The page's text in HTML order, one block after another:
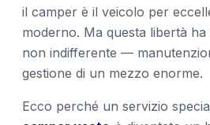
il camper è il veicolo per
moderno. Ma questa libertà
non indifferente —
gestione di un mezzo enorme.
Ecco perché un servizio